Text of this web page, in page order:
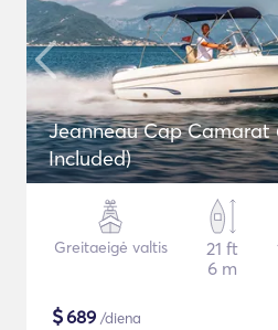
Jeanneau Cap Camarat
Included)
Greitaeigė valtis
21 ft
6 m
$689 /diena